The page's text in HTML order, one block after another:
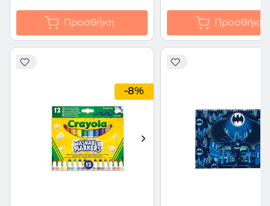
Προσθήκη Προσθήκη
-8%